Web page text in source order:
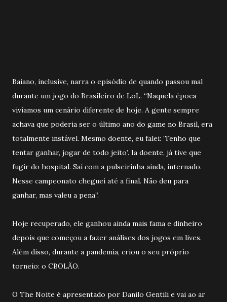
Baiano, inclusive, narra o episódio de quando passou mal
durante um jogo do Brasileiro de LoL. “Naquela época
vivíamos um cenário diferente de hoje. A gente sempre
achava que poderia ser o último ano do game no Brasil, era
totalmente instável. Mesmo doente, eu falei: ‘Tenho que
tentar ganhar, jogar de todo jeito’. Ia doente, já tive que
fugir do hospital. Saí com a pulseirinha ainda, internado.
Nesse campeonato cheguei até a final. Não deu para
ganhar, mas valeu a pena”.
Hoje recuperado, ele ganhou ainda mais fama e dinheiro
depois que começou a fazer análises dos jogos em lives.
Além disso, durante a pandemia, criou o seu próprio
torneio: o CBOLÃO.
O The Noite é apresentado por Danilo Gentili e vai ao ar